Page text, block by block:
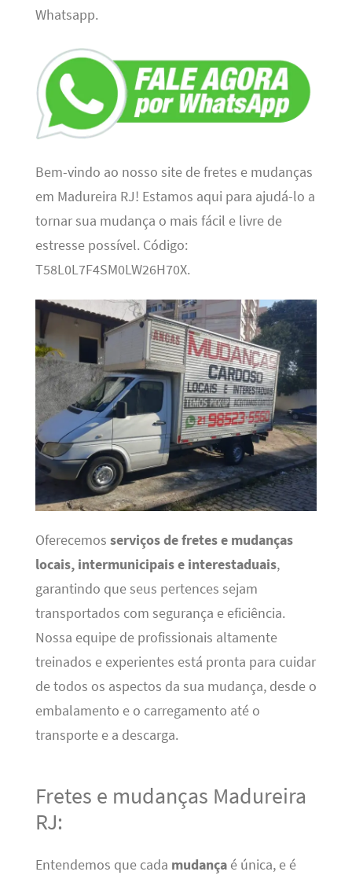
Whatsapp.
Bem-vindo ao nosso site de fretes e mudanças
em Madureira RJ! Estamos aqui para ajudá-lo a
tornar sua mudança o mais fácil e livre de
estresse possível. Código:
T58L0L7F4SM0LW26H70X.
Oferecemos serviços de fretes e mudanças
locais, intermunicipais e interestaduais,
garantindo que seus pertences sejam
transportados com segurança e eficiência.
Nossa equipe de profissionais altamente
treinados e experientes está pronta para cuidar
de todos os aspectos da sua mudança, desde o
embalamento e o carregamento até o
transporte e a descarga.
Fretes e mudanças Madureira
RJ:
Entendemos que cada mudançaé única, e é